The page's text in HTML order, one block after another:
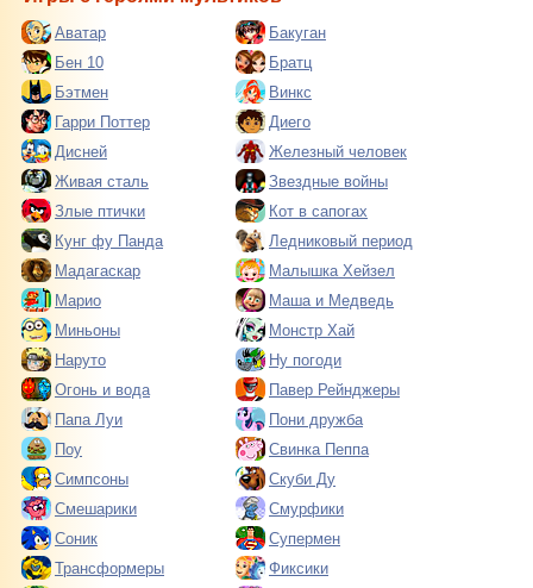
Аватар
Бакуган
Бен 10
Братц
Бэтмен
Винкс
Гарри Поттер
Диего
Дисней
Железный человек
Живая сталь
Звездные войны
Злые птички
Кот в сапогах
Кунг фу Панда
Ледниковый период
Мадагаскар
Малышка Хейзел
Марио
Маша и Медведь
Миньоны
Монстр Хай
Наруто
Ну погоди
Огонь и вода
Павер Рейнджеры
Папа Луи
Пони дружба
Поу
Свинка Пеппа
Симпсоны
Скуби Ду
Смешарики
Смурфики
Соник
Супермен
Трансформеры
Фиксики